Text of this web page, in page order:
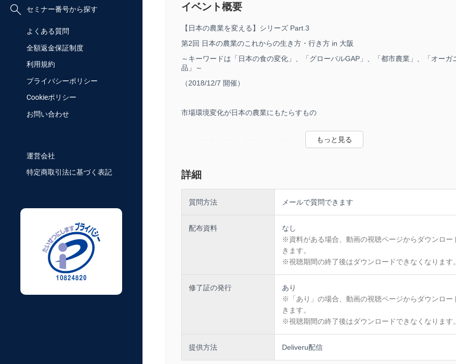
セミナー番号から探す
よくある質問
全額返金保証制度
利用規約
プライバシーポリシー
Cookieポリシー
お問い合わせ
運営会社
特定商取引法に基づく表記
イベント概要
【日本の農業を変える】シリーズ Part.3
第2回 日本の農業のこれからの生き方・行き方 in 大阪
～キーワードは「日本の食の変化」、「グローバルGAP」、「都市農業」、「オーガ
品」～
（2018/12/7 開催）
市場環境変化が日本の農業にもたらすもの
（1）日本の食マーケットの変化に合わせた農業へ
（2）アグリビジネス上求められるグローバルGAP
（3）変化する都市農業の将来（生産緑地2022年問題）
3.市場変化を踏まえた今後のアグリビジネス
講師：矢野経済研究所 フードサイエンスユニット 主席研究員 清水 豊
------------------------------------------------------------
------------------------------------------------------------
※本商品は株式会社ファシオが提供するイベント配信プラットフォーム「Deliveru（
Deliveruからの購入方法、決済方法、その他、操作などに関するお問い合わせは以下
ー事務局で受付を行っておりますので、直接ご連絡ください。
＜お問い合わせ>
詳細
質問方法 メールで質問できます
配布資料
なし
※資料がある場合、動画の視聴ページからダウンロー
きます。
※視聴期間の終了後はダウンロードできなくなります
修了証の発行
あり
※「あり」の場合、動画の視聴ページからダウンロー
きます。
※視聴期間の終了後はダウンロードできなくなります
提供方法 Deliveru配信